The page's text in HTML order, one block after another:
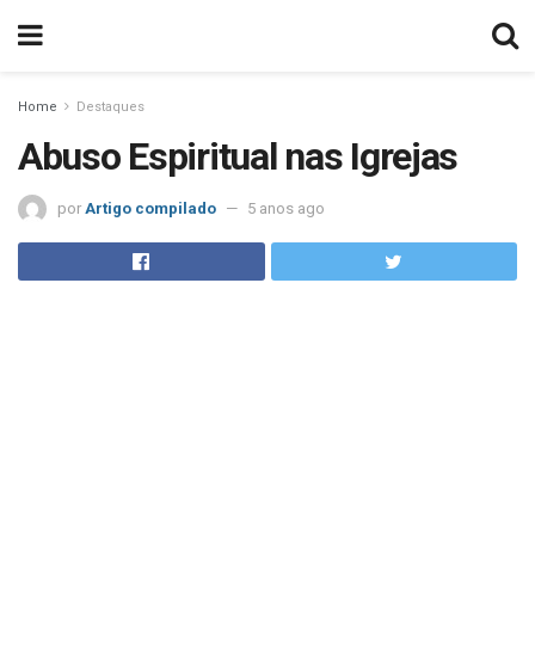
Home Destaques
Abuso Espiritual nas Igrejas
por Artigo compilado 5 anos ago